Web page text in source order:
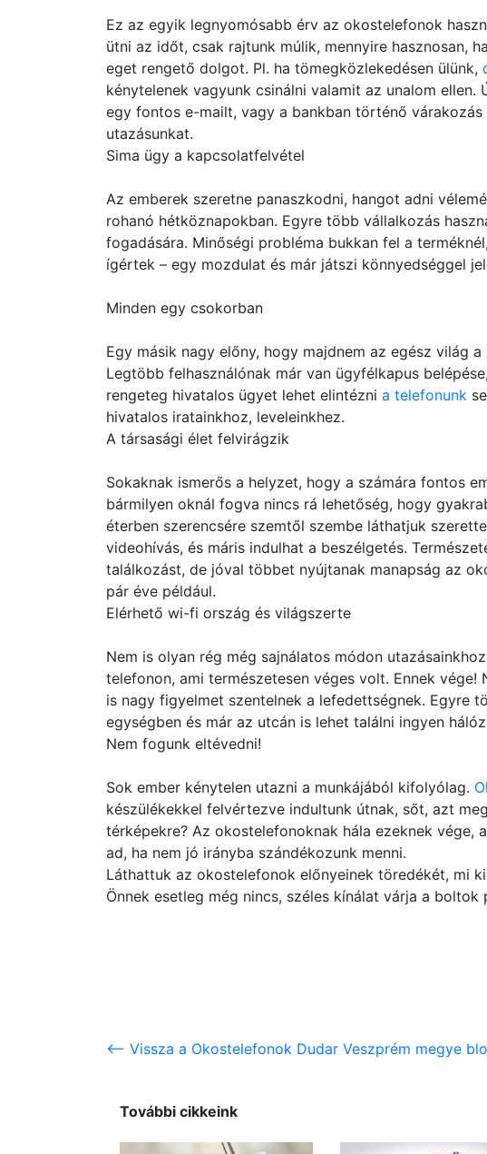
Ez az egyik legnyomósabb érv az okostelefonok
ütni az időt, csak rajtunk múlik, mennyire hasznosan,
eget rengető dolgot. Pl. ha tömegközlekedésen ülünk,
kénytelenek vagyunk csinálni valamit az unalom
egy fontos e-mailt, vagy a bankban történő
utazásunkat.
Sima ügy a kapcsolatfelvétel
Az emberek szeretne panaszkodni, hangot adni
rohanó hétköznapokban. Egyre több vállalkozás
fogadására. Minőségi probléma bukkan fel a
ígértek – egy mozdulat és már játszi könnyedséggel
Minden egy csokorban
Egy másik nagy előny, hogy majdnem az egész világ
Legtöbb felhasználónak már van ügyfélkapus
rengeteg hivatalos ügyet lehet elintézni a telefonunk
hivatalos iratainkhoz, leveleinkhez.
A társasági élet felvirágzik
Sokaknak ismerős a helyzet, hogy a számára fontos
bármilyen oknál fogva nincs rá lehetőség, hogy
éterben szerencsére szemtől szembe láthatjuk
videohívás, és máris indulhat a beszélgetés.
találkozást, de jóval többet nyújtanak manapság az
pár éve például.
Elérhető wi-fi ország és világszerte
Nem is olyan rég még sajnálatos módon
telefonon, ami természetesen véges volt. Ennek vége!
is nagy figyelmet szentelnek a lefedettségnek. Egyre
egységben és már az utcán is lehet találni ingyen
Nem fogunk eltévedni!
Sok ember kénytelen utazni a munkájából kifolyólag.
készülékekkel felvértezve indultunk útnak, sőt, azt
térképekre? Az okostelefonoknak hála ezeknek vége,
ad, ha nem jó irányba szándékozunk menni.
Láthattuk az okostelefonok előnyeinek töredékét, mi
Önnek esetleg még nincs, széles kínálat várja a
<-- Vissza a Okostelefonok Dudar Veszprém megye
További cikkeink